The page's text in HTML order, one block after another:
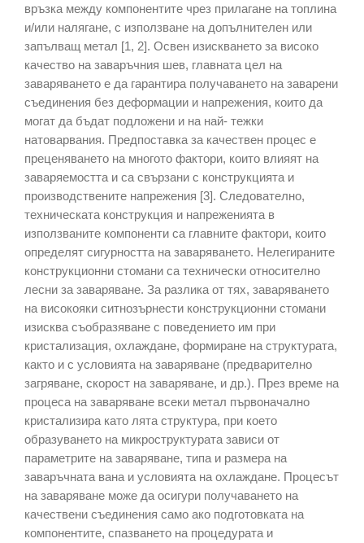
връзка между компонентите чрез прилагане на топлина
и/или налягане, с използване на допълнителeн или
запълващ метал [1, 2]. Освен изискването за високо
качество на заваръчния шев, главната цел на
заваряването е да гарантира получаването на заварени
съединения без деформации и напрежения, които да
могат да бъдат подложени и на най- тежки
натоварвания. Предпоставка за качествен процес е
преценяването на многото фактори, които влияят на
заваряемостта и са свързани с конструкцията и
производствените напрежения [3]. Следователно,
техническата конструкция и напреженията в
използваните компоненти са главните фактори, които
определят сигурността на заваряването. Нелегираните
конструкционни стомани са технически относително
лесни за заваряване. За разлика от тях, заваряването
на високояки ситнозърнести конструкционни стомани
изисква съобразяване с поведението им при
кристализация, охлаждане, формиране на структурата,
както и с условията на заваряване (предварително
загряване, скорост на заваряване, и др.). През време на
процеса на заваряване всеки метал първоначално
кристализира като лята структура, при което
образуването на микроструктурата зависи от
параметрите на заваряване, типа и размера на
заваръчната вана и условията на охлаждане. Процесът
на заваряване може да осигури получаването на
качествени съединения само ако подготовката на
компонентите, спазването на процедурата и